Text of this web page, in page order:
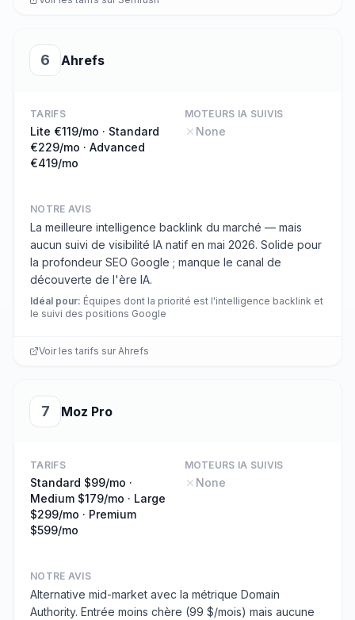
6 Ahrefs
TARIFS
Lite €119/mo · Standard
€229/mo · Advanced
€419/mo
MOTEURS IA SUIVIS
None
NOTRE AVIS
La meilleure intelligence backlink du marché — mais
aucun suivi de visibilité IA natif en mai 2026. Solide pour
la profondeur SEO Google ; manque le canal de
découverte de l'ère IA.
Idéal pour: Équipes dont la priorité est l'intelligence backlink et
le suivi des positions Google
Voir les tarifs sur Ahrefs
7 Moz Pro
TARIFS
Standard $99/mo ·
Medium $179/mo · Large
$299/mo · Premium
$599/mo
MOTEURS IA SUIVIS
None
NOTRE AVIS
Alternative mid-market avec la métrique Domain
Authority. Entrée moins chère (99 $/mois) mais aucune